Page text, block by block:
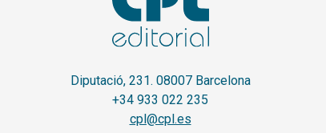
Diputació, 231. 08007 Barcelona
+34 933 022 235
cpl@cpl.es